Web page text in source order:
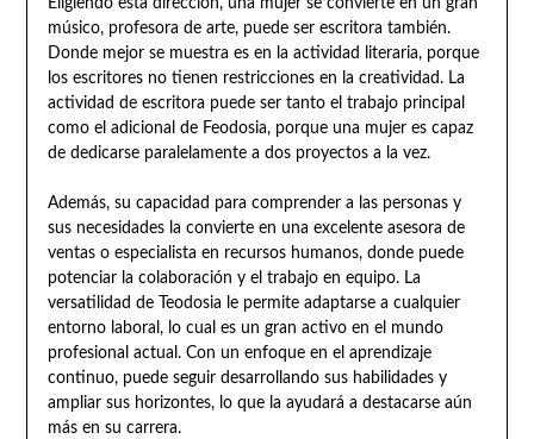
Eligiendo esta dirección, una mujer se convierte en un gran
músico, profesora de arte, puede ser escritora también.
Donde mejor se muestra es en la actividad literaria, porque
los escritores no tienen restricciones en la creatividad. La
actividad de escritora puede ser tanto el trabajo principal
como el adicional de Feodosia, porque una mujer es capaz
de dedicarse paralelamente a dos proyectos a la vez.
Además, su capacidad para comprender a las personas y
sus necesidades la convierte en una excelente asesora de
ventas o especialista en recursos humanos, donde puede
potenciar la colaboración y el trabajo en equipo. La
versatilidad de Teodosia le permite adaptarse a cualquier
entorno laboral, lo cual es un gran activo en el mundo
profesional actual. Con un enfoque en el aprendizaje
continuo, puede seguir desarrollando sus habilidades y
ampliar sus horizontes, lo que la ayudará a destacarse aún
más en su carrera.